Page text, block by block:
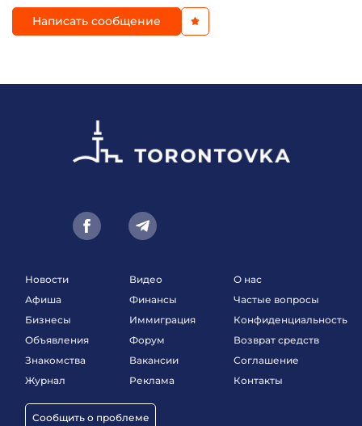
Написать сообщение
Новости
Афиша
Бизнесы
Объявления
Знакомства
Журнал
Сообщить о проблеме
Видео
Финансы
Иммиграция
Форум
Вакансии
Реклама
О нас
Частые вопросы
Конфиденциальность
Возврат средств
Соглашение
Контакты